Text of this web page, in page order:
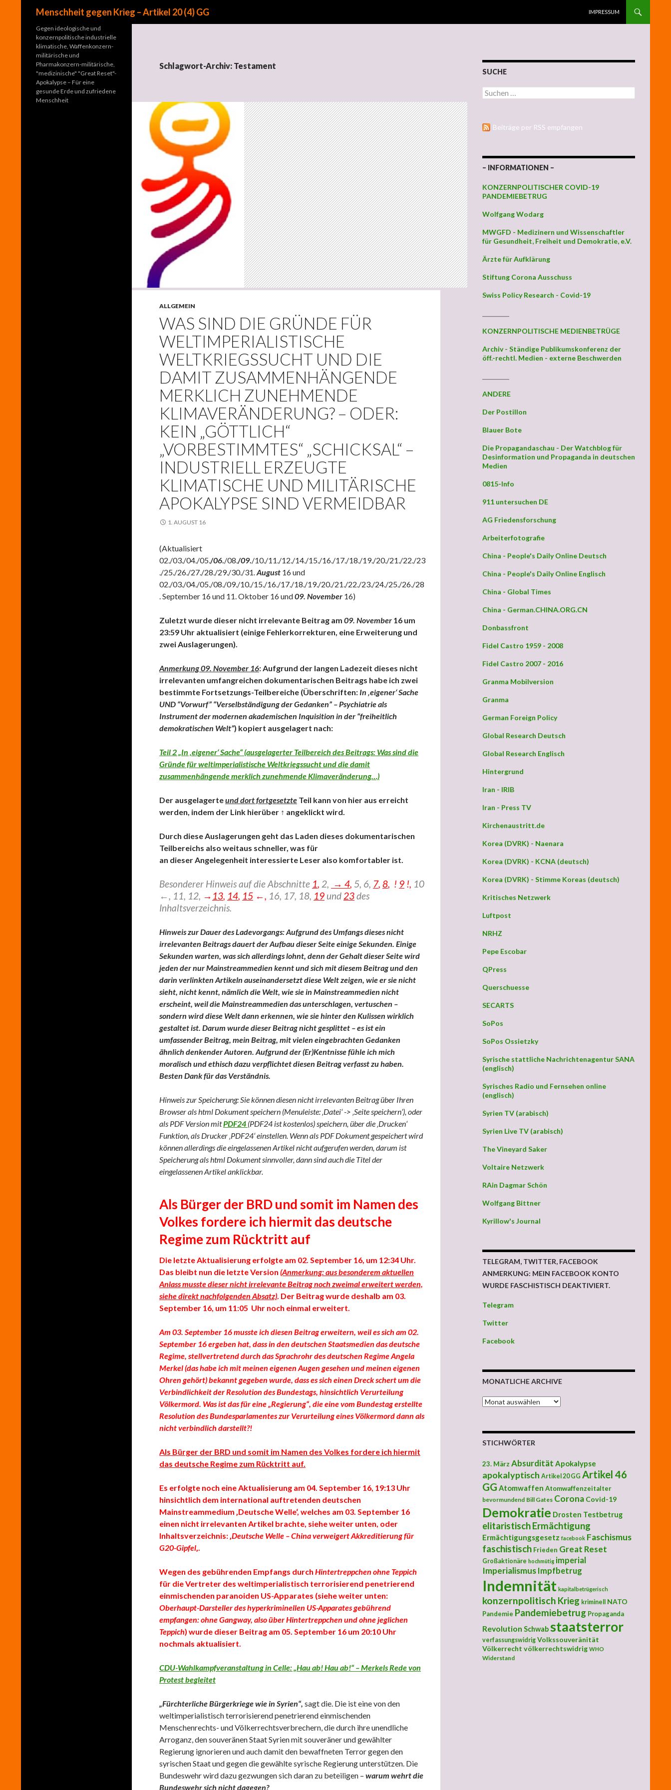
Menschheit gegen Krieg – Artikel 20 (4) GG
IMPRESSUM
Schlagwort-Archiv: Testament
ALLGEMEIN
WAS SIND DIE GRÜNDE FÜR
WELTIMPERIALISTISCHE
WELTKRIEGSSUCHT UND DIE
DAMIT ZUSAMMENHÄNGENDE
MERKLICH ZUNEHMENDE
KLIMAVERÄNDERUNG? – ODER:
KEIN „GÖTTLICH“
„VORBESTIMMTES“ „SCHICKSAL“ –
INDUSTRIELL ERZEUGTE
KLIMATISCHE UND MILITÄRISCHE
APOKALYPSE SIND VERMEIDBAR
1. AUGUST 16
(Aktualisiert
02./03./04./05./06./08./09./10./11./12./14./15./16./17./18./19./20./21./22./23
./25./26./27./28./29./30./31.August 16 und
02./03./04./05./08./09./10./15./16./17./18./19./20./21./22./23./24./25./26./28
. September 16 und 11. Oktober 16 und09. November 16)
Zuletzt wurde dieser nicht irrelevante Beitrag am 09. November 16 um
23:59 Uhr aktualisiert (einige Fehlerkorrekturen, eine Erweiterung und
zwei Auslagerungen).
Anmerkung 09. November 16: Aufgrund der langen Ladezeit dieses nicht
irrelevanten umfangreichen dokumentarischen Beitrags habe ich zwei
bestimmte Fortsetzungs-Teilbereiche (Überschriften: In ‚eigener‘ Sache
UND “Vorwurf” “Verselbständigung der Gedanken” – Psychiatrie als
Instrument der modernen akademischen Inquisition in der “freiheitlich
demokratischen Welt”) kopiert ausgelagert nach:
Teil 2 „In ‚eigener‘ Sache“ (ausgelagerter Teilbereich des Beitrags: Was sind die
Gründe für weltimperialistische Weltkriegssucht und die damit
zusammenhängende merklich zunehmende Klimaveränderung…)
Der ausgelagerteund dort fortgesetzte Teil kann von hier aus erreicht
werden, indem der Link hierüber ↑ angeklickt wird.
Durch diese Auslagerungen geht das Laden dieses dokumentarischen
Teilbereichs also weitaus schneller, was für
an dieser Angelegenheit interessierte Leser also komfortabler ist.
Besonderer Hinweis auf die Abschnitte 1, 2, → 4, 5, 6, 7, 8, ! 9 !, 10
←, 11, 12, → 13, 14, 15 ←, 16, 17, 18, 19 und 23des
Inhaltsverzeichnis.
Hinweis zur Dauer des Ladevorgangs: Aufgrund des Umfangs dieses nicht
irrelevanten Beitrags dauert der Aufbau dieser Seite einige Sekunden. Einige
Sekunden warten, was sich allerdings lohnt, denn der Gehalt dieser Seite wird
jeden der nur Mainstreammedien kennt und sich mit diesem Beitrag und den
darin verlinkten Artikeln auseinandersetzt diese Welt zeigen, wie er sie nicht
sieht, nicht kennt, nämlich die Welt, wie sie in Mainstreammedien nicht
erscheint, weil die Mainstreammedien das unterschlagen, vertuschen –
sondern wird diese Welt dann erkennen, wie sie hinter den Kulissen wirklich
gestaltet ist. Darum wurde dieser Beitrag nicht gesplittet – es ist ein
umfassender Beitrag, mein Beitrag, mit vielen eingebrachten Gedanken
ähnlich denkender Autoren. Aufgrund der (Er)Kentnisse fühle ich mich
moralisch und ethisch dazu verpflichtet diesen Beitrag verfasst zu haben.
Besten Dank für das Verständnis.
Hinweis zur Speicherung: Sie können diesen nicht irrelevanten Beitrag über Ihren
Browser als html Dokument speichern (Menuleiste: ‚Datei‘ -> ‚Seite speichern‘), oder
als PDF Version mitPDF24 (PDF24 ist kostenlos) speichern, über die ‚Drucken‘
Funktion, als Drucker ‚PDF24‘ einstellen. Wenn als PDF Dokument gespeichert wird
können allerdings die eingelassenen Artikel nicht aufgerufen werden, darum ist
Speicherung als html Dokument sinnvoller, dann sind auch die Titel der
eingelassenen Artikel anklickbar.
Als Bürger der BRD und somit im Namen des
Volkes fordere ich hiermit das deutsche
Regime zum Rücktritt auf
Die letzte Aktualisierung erfolgte am 02. September 16, um 12:34 Uhr.
Das bleibt nun die letzte Version (Anmerkung: aus besonderem aktuellen
Anlass musste dieser nicht irrelevante Beitrag noch zweimal erweitert werden,
siehe direkt nachfolgenden Absatz). Der Beitrag wurde deshalb am 03.
September 16, um 11:05 Uhr noch einmal erweitert.
Am 03. September 16 musste ich diesen Beitrag erweitern, weil es sich am 02.
September 16 ergeben hat, dass in den deutschen Staatsmedien das deutsche
Regime, stellvertretend durch das Sprachrohr des deutschen Regime Angela
Merkel (das habe ich mit meinen eigenen Augen gesehen und meinen eigenen
Ohren gehört) bekannt gegeben wurde, dass es sich einen Dreck schert um die
Verbindlichkeit der Resolution des Bundestags, hinsichtlich Verurteilung
Völkermord. Was ist das für eine „Regierung“, die eine vom Bundestag erstellte
Resolution des Bundesparlamentes zur Verurteilung eines Völkermord dann als
nicht verbindlich darstellt?!
Als Bürger der BRD und somit im Namen des Volkes fordere ich hiermit
das deutsche Regime zum Rücktritt auf.
Es erfolgte noch eine Aktualisierung am 04. September 16, 19:13 Uhr
hinsichtlich dem international auftretenden deutschen
Mainstreammedium ‚Deutsche Welle‘, welches am 03. September 16
einen nicht irrelevanten Artikel brachte, siehe weiter unten, oder
Inhaltsverzeichnis: ‚Deutsche Welle – China verweigert Akkreditierung für
G20-Gipfel‚.
Wegen des gebührenden Empfangs durch Hintertreppchen ohne Teppich
für die Vertreter des weltimperialistisch terrorisierend penetrierend
einmischenden paranoiden US-Apparates (siehe weiter unten:
Oberhaupt-Darsteller des hyperkriminellen US-Apparates gebührend
empfangen: ohne Gangway, also über Hintertreppchen und ohne jeglichen
Teppich) wurde dieser Beitrag am 05. September 16 um 20:10 Uhr
nochmals aktualisiert.
CDU-Wahlkampfveranstaltung in Celle: „Hau ab! Hau ab!“ – Merkels Rede von
Protest begleitet
„Fürchterliche Bürgerkriege wie in Syrien“, sagt die. Die ist eine von den
weltimperialistisch terrorisierend penetrierend einmischenden
Menschenrechts- und Völkerrechtsverbrechern, die durch ihre unendliche
Arroganz, den souveränen Staat Syrien mit souveräner und gewählter
Regierung ignorieren und auch damit den bewaffneten Terror gegen den
syrischen Staat und gegen die gewählte syrische Regierung unterstützen. Die
Bundeswehr wird dazu gezwungen sich daran zu beteiligen – warum wehrt die
Bundeswehr sich nicht dagegen?
SUCHE
Suchen nach:
Beiträge per RSS empfangen
– INFORMATIONEN –
KONZERNPOLITISCHER COVID-19
PANDEMIEBETRUG
Wolfgang Wodarg
MWGFD - Medizinern und Wissenschaftler
für Gesundheit, Freiheit und Demokratie, e.V.
Ärzte für Aufklärung
Stiftung Corona Ausschuss
Swiss Policy Research - Covid-19
KONZERNPOLITISCHE MEDIENBETRÜGE
Archiv - Ständige Publikumskonferenz der
öff.-rechtl. Medien - externe Beschwerden
ANDERE
Der Postillon
Blauer Bote
Die Propagandaschau - Der Watchblog für
Desinformation und Propaganda in deutschen
Medien
0815-Info
911 untersuchen DE
AG Friedensforschung
Arbeiterfotografie
China - People's Daily Online Deutsch
China - People's Daily Online Englisch
China - Global Times
China - German.CHINA.ORG.CN
Donbassfront
Fidel Castro 1959 - 2008
Fidel Castro 2007 - 2016
Granma Mobilversion
Granma
German Foreign Policy
Global Research Deutsch
Global Research Englisch
Hintergrund
Iran - IRIB
Iran - Press TV
Kirchenaustritt.de
Korea (DVRK) - Naenara
Korea (DVRK) - KCNA (deutsch)
Korea (DVRK) - Stimme Koreas (deutsch)
Kritisches Netzwerk
Luftpost
NRHZ
Pepe Escobar
QPress
Querschuesse
SECARTS
SoPos
SoPos Ossietzky
Syrische stattliche Nachrichtenagentur SANA
(englisch)
Syrisches Radio und Fernsehen online
(englisch)
Syrien TV (arabisch)
Syrien Live TV (arabisch)
The Vineyard Saker
Voltaire Netzwerk
RAin Dagmar Schön
Wolfgang Bittner
Kyrillow's Journal
TELEGRAM, TWITTER, FACEBOOK
ANMERKUNG: MEIN FACEBOOK KONTO
WURDE FASCHISTISCH DEAKTIVIERT.
Telegram
Twitter
Facebook
MONATLICHE ARCHIVE
MONATLICHE ARCHIVE
STICHWÖRTER
23. März Absurdität Apokalypse
apokalyptisch Artikel 20 GG Artikel 46
GG Atomwaffen Atomwaffenzeitalter
bevormundend Bill Gates Corona Covid-19
Demokratie Drosten Testbetrug
elitaristischErmächtigung
Ermächtigungsgesetz facebook Faschismus
faschistisch Frieden Great Reset
Großaktionäre hochmütig imperial
Imperialismus Impfbetrug
Indemnität kapitalbetrügerisch
konzernpolitisch Krieg kriminell
NATO
Pandemie Pandemiebetrug Propaganda
Revolution Schwabstaatsterror
verfassungswidrig Volkssouveränität
Völkerrecht völkerrechtswidrig WHO
Widerstand
Gegen ideologische und
konzernpolitische industrielle
klimatische, Waffenkonzern-
militärische und
Pharmakonzern-militärische,
"medizinische" "Great Reset"-
Apokalypse – Für eine
gesunde Erde und zufriedene
Menschheit